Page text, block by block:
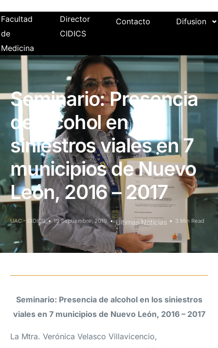
Facultad
de
Medicina
Director
CIDICS
Contacto Difusion
Seminario: Presencia
de alcohol en los
siniestros viales en 7
municipios de Nuevo
León, 2016 – 2017
UAC - CIDICS 19 Septiembre, 2019 Últimas Noticias 3 Min Read
Seminario: Presencia de alcohol en los siniestros
viales en 7 municipios de Nuevo León, 2016 – 2017
La Mtra. Verónica Velasco Villavicencio,